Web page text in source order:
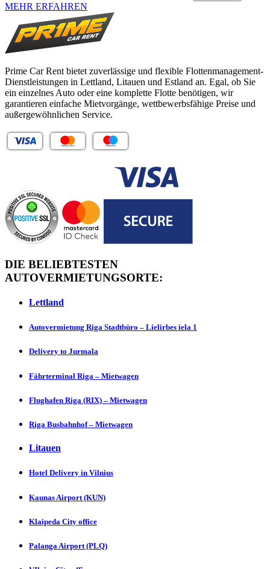
MEHR ERFAHREN
Prime Car Rent bietet zuverlässige und flexible Flottenmanagement-
Dienstleistungen in Lettland, Litauen und Estland an. Egal, ob Sie
ein einzelnes Auto oder eine komplette Flotte benötigen, wir
garantieren einfache Mietvorgänge, wettbewerbsfähige Preise und
außergewöhnlichen Service.
DIE BELIEBTESTEN
AUTOVERMIETUNGSORTE:
Lettland
Autovermietung Riga Stadtbüro – Lielirbes iela 1
Delivery to Jurmаlа
Fährterminal Riga – Mietwagen
Flughafen Riga (RIX) – Mietwagen
Riga Busbahnhof – Mietwagen
Litauen
Hotel Delivery in Vіlnius
Kaunas Aіrport (KUN)
Klaipeda City offіcе
Palanga Aіrport (PLQ)